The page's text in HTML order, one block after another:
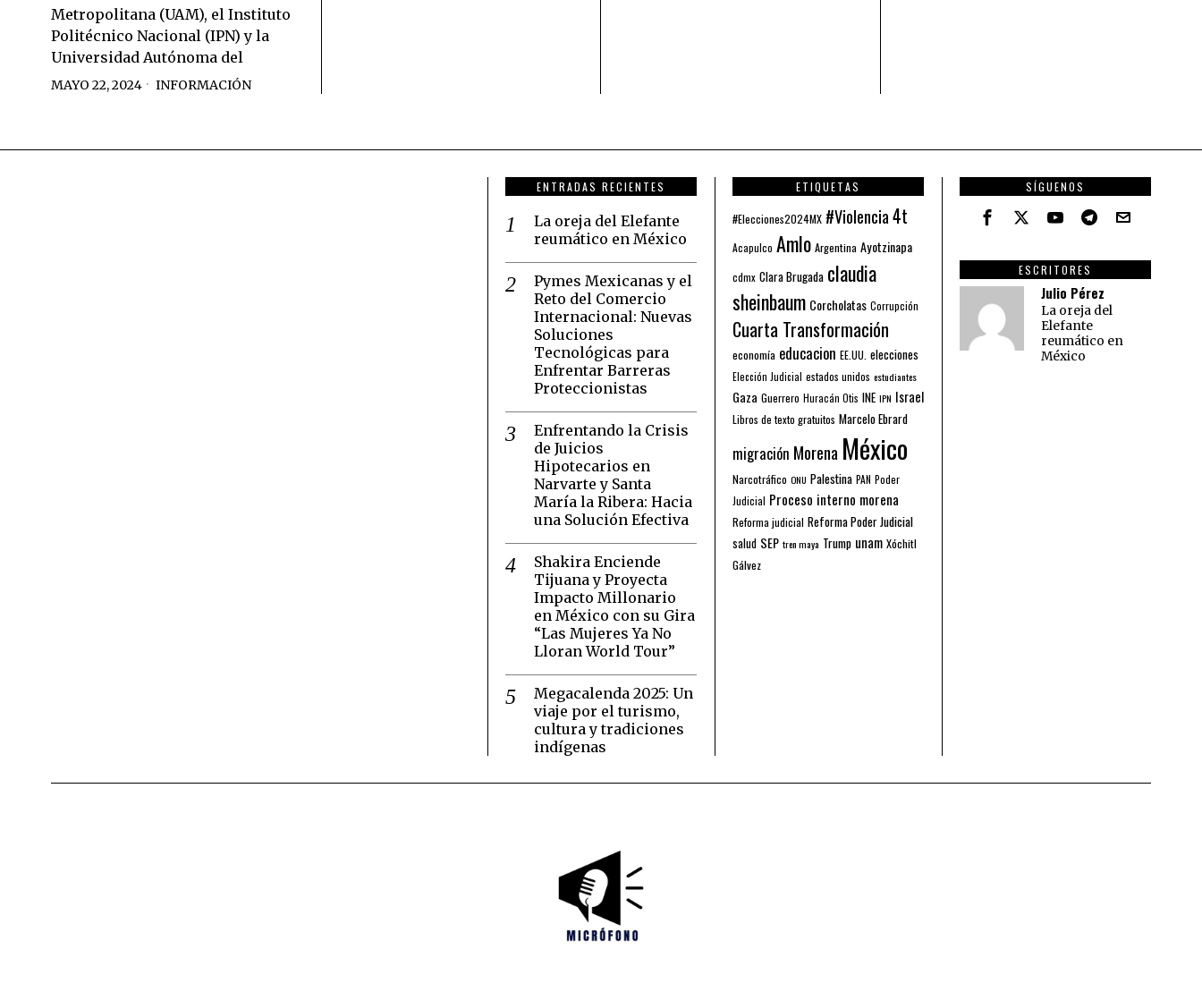
Metropolitana (UAM), el Instituto
Politécnico Nacional (IPN) y la
Universidad Autónoma del
MAYO 22, 2024 INFORMACIÓN
ENTRADAS RECIENTES
La oreja del Elefante
reumático en México
Pymes Mexicanas y el
Reto del Comercio
Internacional: Nuevas
Soluciones
Tecnológicas para
Enfrentar Barreras
Proteccionistas
Enfrentando la Crisis
de Juicios
Hipotecarios en
Narvarte y Santa
María la Ribera: Hacia
una Solución Efectiva
Shakira Enciende
Tijuana y Proyecta
Impacto Millonario
en México con su Gira
“Las Mujeres Ya No
Lloran World Tour”
Megacalenda 2025: Un
viaje por el turismo,
cultura y tradiciones
indígenas
ETIQUETAS
#Elecciones2024MX #Violencia4t
Acapulco Amlo Argentina Ayotzinapa
cdmx Clara Brugada claudia
sheinbaum Corcholatas Corrupción
Cuarta Transformación
economía educacion EE.UU. elecciones
Elección Judicial estados unidos estudiantes
Gaza Guerrero Huracán Otis INE IPN Israel
Libros de texto gratuitos Marcelo Ebrard
migración Morena México
Narcotráfico ONU Palestina PAN Poder
Judicial Proceso interno morena
Reforma judicial Reforma Poder Judicial
salud SEP tren maya Trump unam Xóchitl
Gálvez
SÍGUENOS
ESCRITORES
Julio Pérez
La oreja del
Elefante
reumático en
México